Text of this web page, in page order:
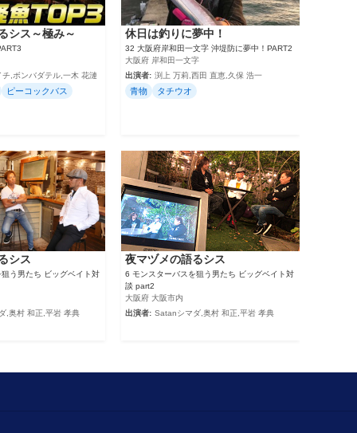
シス～極み～
チ,ボンバダテル,一木 花漣
ピーコックバス
休日は釣りに夢中！
32 大阪府岸和田一文字 沖堤防に夢中！PART2
大阪府 岸和田一文字
出演者: 渕上 万莉,西田 直恵,久保 浩一
青物 タチウオ
シス
う男たち ビッグベイト対
,奥村 和正,平岩 孝典
夜マヅメの語るシス
6 モンスターバスを狙う男たち ビッグベイト対
談 part2
大阪府 大阪市内
出演者: Satanシマダ,奥村 和正,平岩 孝典